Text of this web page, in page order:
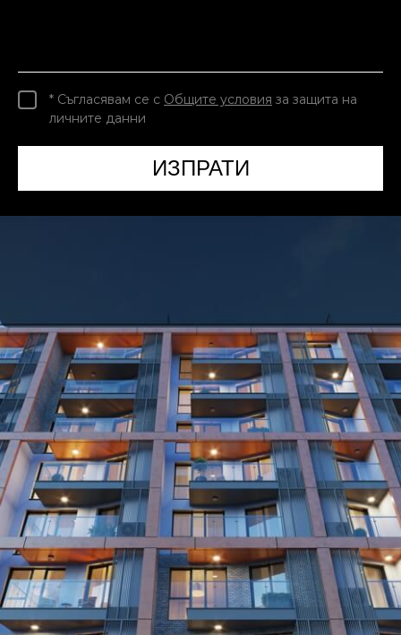
* Съгласявам се с Общите условия за защита на
личните данни